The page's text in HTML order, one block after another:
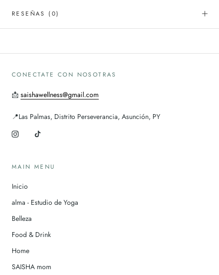
RESEÑAS (0)
CONECTATE CON NOSOTRAS
📩 saishawellness@gmail.com
📍Las Palmas, Distrito Perseverancia, Asunción, PY
MAIN MENU
Inicio
alma - Estudio de Yoga
Belleza
Food & Drink
Home
SAISHA mom